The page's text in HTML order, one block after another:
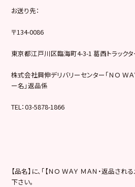
お送り先：
〒134-0086
東京都江戸川区臨海町4-3-1 葛西トラック
株式会社興伸デリバリーセンター「ＮＯ Ｗ
ー名」返品係
TEL：03-5878-1866
【品名】に、「【ＮＯ ＷＡＹ ＭＡＮ・返品され
下さい。